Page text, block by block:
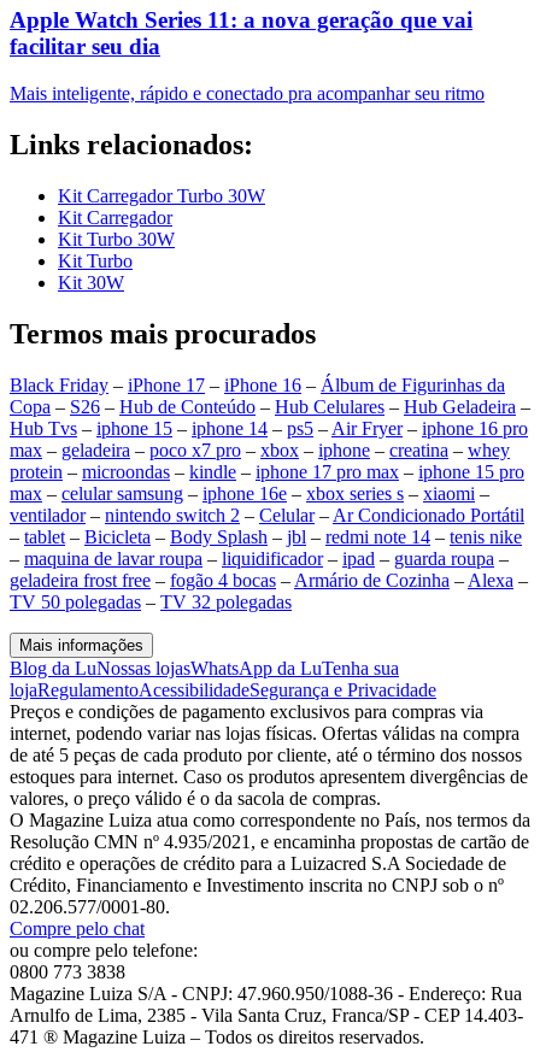
Apple Watch Series 11: a nova geração que vai
facilitar seu dia
Mais inteligente, rápido e conectado pra acompanhar seu ritmo
Links relacionados:
Kit Carregador Turbo 30W
Kit Carregador
Kit Turbo 30W
Kit Turbo
Kit 30W
Termos mais procurados
Black Friday – iPhone 17 – iPhone 16 – Álbum de Figurinhas da
Copa – S26 – Hub de Conteúdo – Hub Celulares – Hub Geladeira –
Hub Tvs – iphone 15 – iphone 14 – ps5 – Air Fryer– iphone 16 pro
max – geladeira – poco x7 pro – xbox – iphone – creatina – whey
protein – microondas – kindle – iphone 17 pro max – iphone 15 pro
max – celular samsung – iphone 16e – xbox series s – xiaomi –
ventilador– nintendo switch 2 – Celular– Ar Condicionado Portátil
– tablet – Bicicleta – Body Splash – jbl – redmi note 14 – tenis nike
– maquina de lavar roupa – liquidificador– ipad – guarda roupa –
geladeira frost free – fogão 4 bocas – Armário de Cozinha – Alexa –
TV 50 polegadas – TV 32 polegadas
Mais informações
Blog da LuNossas lojasWhatsApp da LuTenha sua
lojaRegulamentoAcessibilidadeSegurança e Privacidade
Preços e condições de pagamento exclusivos para compras via
internet, podendo variar nas lojas físicas. Ofertas válidas na compra
de até 5 peças de cada produto por cliente, até o término dos nossos
estoques para internet. Caso os produtos apresentem divergências de
valores, o preço válido é o da sacola de compras.
O Magazine Luiza atua como correspondente no País, nos termos da
Resolução CMN nº 4.935/2021, e encaminha propostas de cartão de
crédito e operações de crédito para a Luizacred S.A Sociedade de
Crédito, Financiamento e Investimento inscrita no CNPJ sob o nº
02.206.577/0001-80.
Compre pelo chat
ou compre pelo telefone:
0800 773 3838
Magazine Luiza S/A - CNPJ: 47.960.950/1088-36 - Endereço: Rua
Arnulfo de Lima, 2385 - Vila Santa Cruz, Franca/SP - CEP 14.403-
471 ® Magazine Luiza – Todos os direitos reservados.